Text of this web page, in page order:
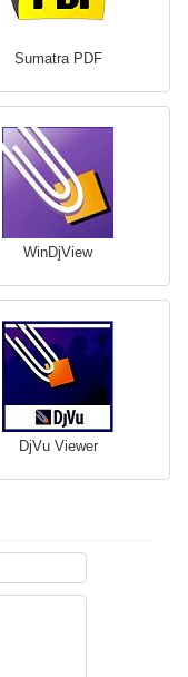
Sumatra PDF
WinDjView
DjVu Viewer